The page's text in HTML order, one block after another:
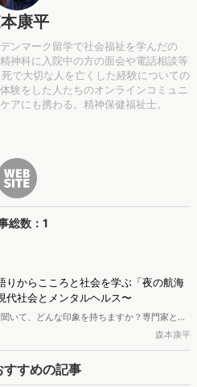
康平
ンマーク留学で社会福祉を学んだの
神科に入院中の方の面会や電話相談等
で大切な人を亡くした経験についての
験をした人たちのオンラインコミュニ
アにも携わる。精神保健福祉士。
総数：1
りからこころと社会を学ぶ「夜の航海
代社会とメンタルヘルス〜
いて、どんな印象を持ちますか？専門家とと
つめる経験は、その後の人生の糧にもなりま
人氏の著書「なんでも見つかる夜に、こころ
新潮社）は、気付かないうちにあなたも染ま
孤独に陥りがちな現代社会の価値観に気づか
森本康平
すすめの記事